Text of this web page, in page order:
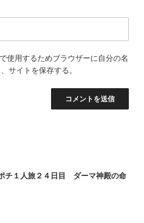
使用するためブラウザーに自分の名
サイトを保存する。
チ１人旅２４日目 ダーマ神殿の命